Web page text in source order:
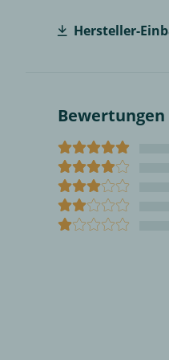
Hersteller-
Bewertungen